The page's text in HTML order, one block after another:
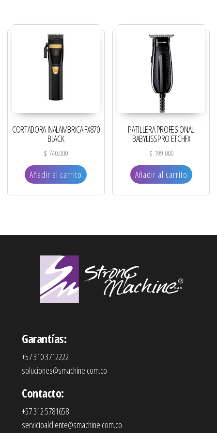
CORTADORA INALAMBRICA FX870
BLACK
$ 740.000
Añadir al carrito
PATILLERA PROFESIONAL
BABYLISSPRO ETCHFX
$ 199.000
Añadir al carrito
Garantías:
+57 310 3712222
soluciones@smachine.com.co
Contacto:
+57 312 5781658
servicioalcliente@smachine.com.co